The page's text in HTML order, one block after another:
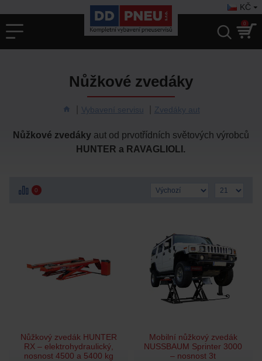
KČ
0
Vybavení servisu Zvedáky aut
Nůžkové zvedáky
Nůžkové zvedáky aut od prvotřídních světových výrobců
HUNTER a RAVAGLIOLI .
0
Nůžkový zvedák HUNTER
RX – elektrohydraulický,
nosnost 4500 a 5400 kg
Mobilní nůžkový zvedák
NUSSBAUM Sprinter 3000
– nosnost 3t